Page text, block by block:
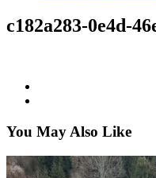
c182a283-0e4d-
You May Also Like